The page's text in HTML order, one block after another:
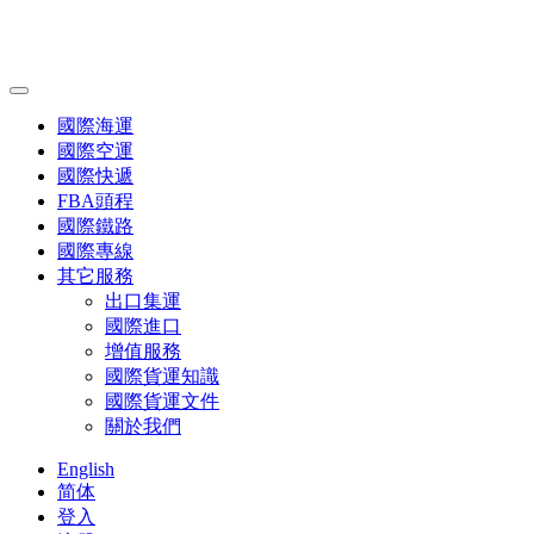
國際海運
國際空運
國際快遞
FBA頭程
國際鐵路
國際專線
其它服務
出口集運
國際進口
增值服務
國際貨運知識
國際貨運文件
關於我們
English
简体
登入